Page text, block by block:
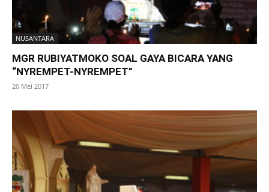
NUSANTARA
MGR RUBIYATMOKO SOAL GAYA BICARA YANG
“NYREMPET-NYREMPET”
20 Mei 2017